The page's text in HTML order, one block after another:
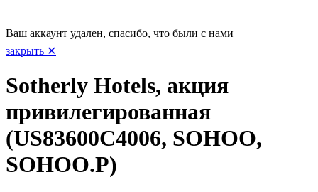
Ваш аккаунт удален, спасибо, что были с нами
закрыть ✕
Sotherly Hotels, акция
привилегированная
(US83600C4006, SOHOO,
SOHOO.P)